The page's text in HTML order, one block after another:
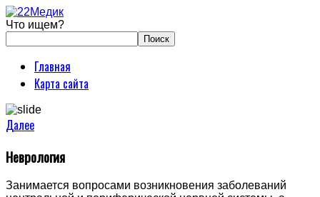
Что ищем?
Главная
Карта сайта
Далее
Неврология
Занимается вопросами возникновения заболеваний